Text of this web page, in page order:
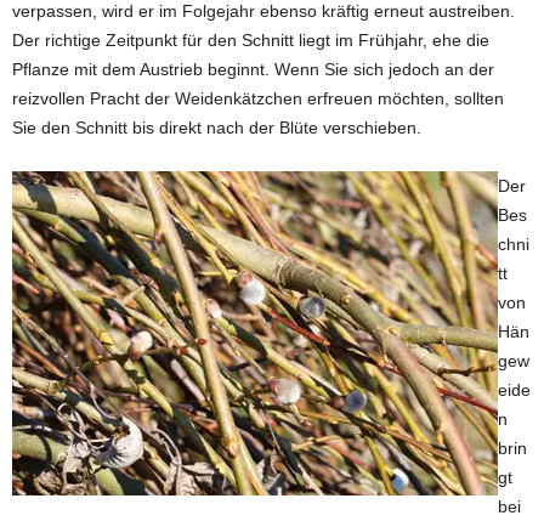
verpassen, wird er im Folgejahr ebenso kräftig erneut austreiben.
Der richtige Zeitpunkt für den Schnitt liegt im Frühjahr, ehe die
Pflanze mit dem Austrieb beginnt. Wenn Sie sich jedoch an der
reizvollen Pracht der Weidenkätzchen erfreuen möchten, sollten
Sie den Schnitt bis direkt nach der Blüte verschieben.
Der
Bes
chni
tt
von
Hän
gew
eide
n
brin
gt
bei